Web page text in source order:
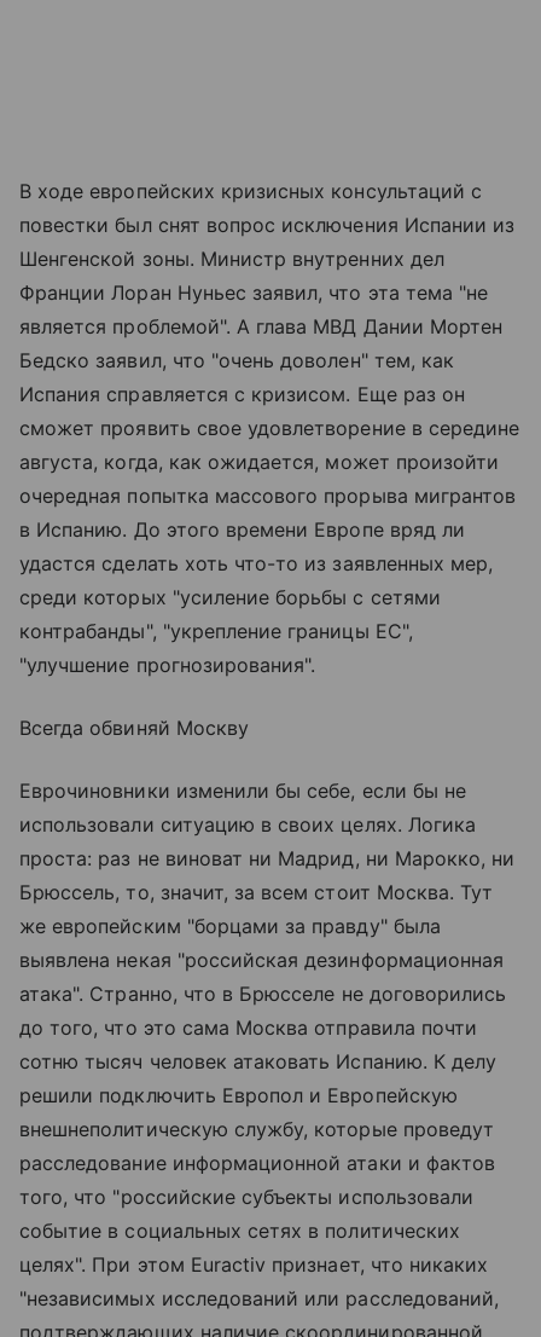
В ходе европейских кризисных консультаций с
повестки был снят вопрос исключения Испании из
Шенгенской зоны. Министр внутренних дел
Франции Лоран Нуньес заявил, что эта тема "не
является проблемой". А глава МВД Дании Мортен
Бедско заявил, что "очень доволен" тем, как
Испания справляется с кризисом. Еще раз он
сможет проявить свое удовлетворение в середине
августа, когда, как ожидается, может произойти
очередная попытка массового прорыва мигрантов
в Испанию. До этого времени Европе вряд ли
удастся сделать хоть что-то из заявленных мер,
среди которых "усиление борьбы с сетями
контрабанды", "укрепление границы ЕС",
"улучшение прогнозирования".
Всегда обвиняй Москву
Еврочиновники изменили бы себе, если бы не
использовали ситуацию в своих целях. Логика
проста: раз не виноват ни Мадрид, ни Марокко, ни
Брюссель, то, значит, за всем стоит Москва. Тут
же европейским "борцами за правду" была
выявлена некая "российская дезинформационная
атака". Странно, что в Брюсселе не договорились
до того, что это сама Москва отправила почти
сотню тысяч человек атаковать Испанию. К делу
решили подключить Европол и Европейскую
внешнеполитическую службу, которые проведут
расследование информационной атаки и фактов
того, что "российские субъекты использовали
событие в социальных сетях в политических
целях". При этом Euractiv признает, что никаких
"независимых исследований или расследований,